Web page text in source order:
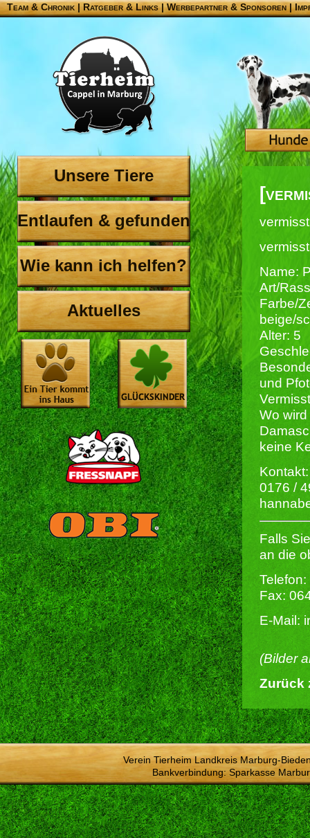
Team & Chronik |Ratgeber & Links|Werbepartner & Sponsoren|
Unsere Tiere
Entlaufen & gefunden
Wie kann ich helfen?
Aktuelles
Name:
Art/
Farbe/
beige/
Alter: 5
und
Wo
keine
Kontakt:
0176 /
Falls
an die
Fax:
E-Mail:
(Bilder
Zurück
Verein Tierheim Landkreis Marburg-
Bankverbindung: Sparkasse